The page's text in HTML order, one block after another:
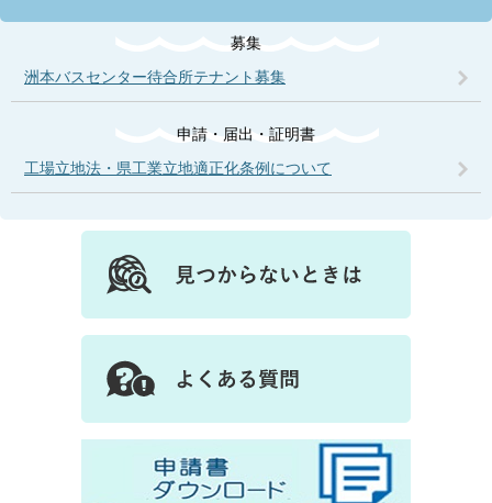
募集
洲本バスセンター待合所テナント募集
申請・届出・証明書
工場立地法・県工業立地適正化条例について